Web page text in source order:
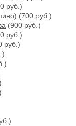
руб.)
(700 руб.)
(900 руб.)
руб.)
руб.)